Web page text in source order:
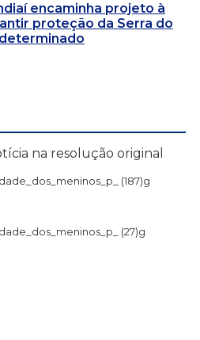
encaminha projeto à
proteção da Serra do
na resolução original
(187)g
(27)g